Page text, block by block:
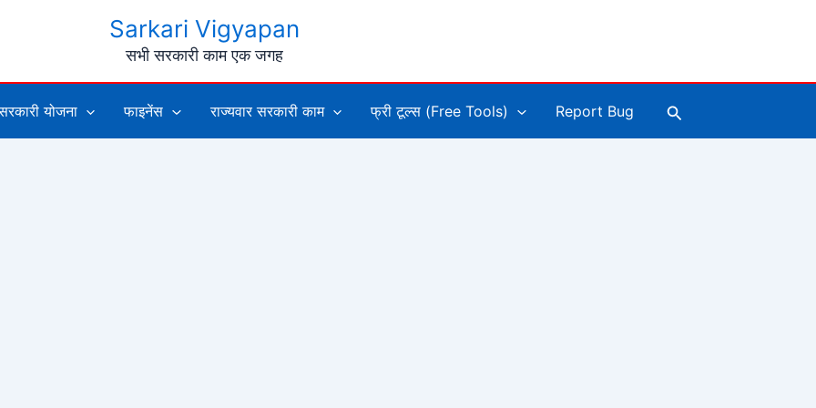
Sarkari Vigyapan
सभी सरकारी काम एक जगह
योजना फाइनेंस राज्यवार सरकारी काम फ्री टूल्स (Free Tools) Report Bug Search